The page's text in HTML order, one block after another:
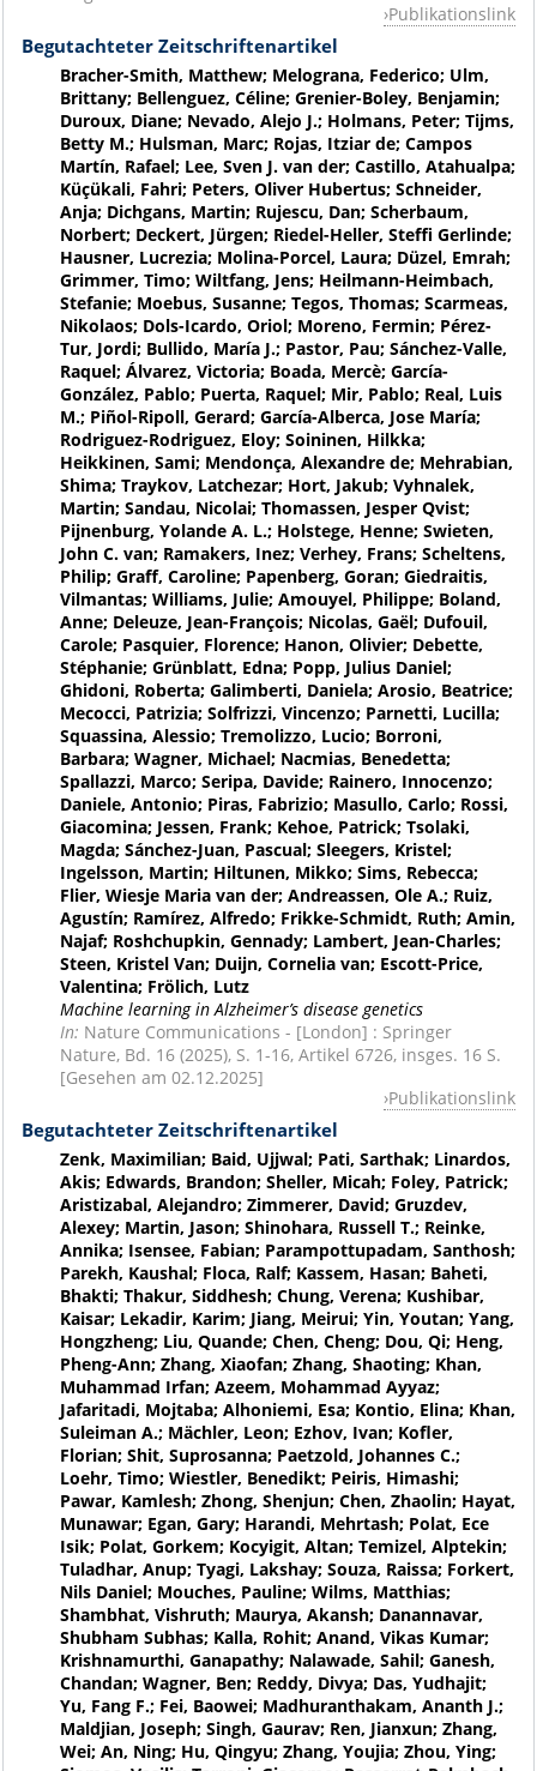
Publikationslink
Begutachteter Zeitschriftenartikel
Bracher-Smith, Matthew; Melograna, Federico; Ulm,
Brittany; Bellenguez, Céline; Grenier-Boley, Benjamin;
Duroux, Diane; Nevado, Alejo J.; Holmans, Peter; Tijms,
Betty M.; Hulsman, Marc; Rojas, Itziar de; Campos
Martín, Rafael; Lee, Sven J. van der; Castillo, Atahualpa;
Küçükali, Fahri; Peters, Oliver Hubertus; Schneider,
Anja; Dichgans, Martin; Rujescu, Dan; Scherbaum,
Norbert; Deckert, Jürgen; Riedel-Heller, Steffi Gerlinde;
Hausner, Lucrezia; Molina-Porcel, Laura; Düzel, Emrah;
Grimmer, Timo; Wiltfang, Jens; Heilmann-Heimbach,
Stefanie; Moebus, Susanne; Tegos, Thomas; Scarmeas,
Nikolaos; Dols-Icardo, Oriol; Moreno, Fermin; Pérez-
Tur, Jordi; Bullido, María J.; Pastor, Pau; Sánchez-Valle,
Raquel; Álvarez, Victoria; Boada, Mercè; García-
González, Pablo; Puerta, Raquel; Mir, Pablo; Real, Luis
M.; Piñol-Ripoll, Gerard; García-Alberca, Jose María;
Rodriguez-Rodriguez, Eloy; Soininen, Hilkka;
Heikkinen, Sami; Mendonça, Alexandre de; Mehrabian,
Shima; Traykov, Latchezar; Hort, Jakub; Vyhnalek,
Martin; Sandau, Nicolai; Thomassen, Jesper Qvist;
Pijnenburg, Yolande A. L.; Holstege, Henne; Swieten,
John C. van; Ramakers, Inez; Verhey, Frans; Scheltens,
Philip; Graff, Caroline; Papenberg, Goran; Giedraitis,
Vilmantas; Williams, Julie; Amouyel, Philippe; Boland,
Anne; Deleuze, Jean-François; Nicolas, Gaël; Dufouil,
Carole; Pasquier, Florence; Hanon, Olivier; Debette,
Stéphanie; Grünblatt, Edna; Popp, Julius Daniel;
Ghidoni, Roberta; Galimberti, Daniela; Arosio, Beatrice;
Mecocci, Patrizia; Solfrizzi, Vincenzo; Parnetti, Lucilla;
Squassina, Alessio; Tremolizzo, Lucio; Borroni,
Barbara; Wagner, Michael; Nacmias, Benedetta;
Spallazzi, Marco; Seripa, Davide; Rainero, Innocenzo;
Daniele, Antonio; Piras, Fabrizio; Masullo, Carlo; Rossi,
Giacomina; Jessen, Frank; Kehoe, Patrick; Tsolaki,
Magda; Sánchez-Juan, Pascual; Sleegers, Kristel;
Ingelsson, Martin; Hiltunen, Mikko; Sims, Rebecca;
Flier, Wiesje Maria van der; Andreassen, Ole A.; Ruiz,
Agustín; Ramírez, Alfredo; Frikke-Schmidt, Ruth; Amin,
Najaf; Roshchupkin, Gennady; Lambert, Jean-Charles;
Steen, Kristel Van; Duijn, Cornelia van; Escott-Price,
Valentina; Frölich, Lutz
Machine learning in Alzheimer’s disease genetics
In: Nature Communications - [London] : Springer
Nature, Bd. 16 (2025), S. 1-16, Artikel 6726, insges. 16 S.
[Gesehen am 02.12.2025]
Publikationslink
Begutachteter Zeitschriftenartikel
Zenk, Maximilian; Baid, Ujjwal; Pati, Sarthak; Linardos,
Akis; Edwards, Brandon; Sheller, Micah; Foley, Patrick;
Aristizabal, Alejandro; Zimmerer, David; Gruzdev,
Alexey; Martin, Jason; Shinohara, Russell T.; Reinke,
Annika; Isensee, Fabian; Parampottupadam, Santhosh;
Parekh, Kaushal; Floca, Ralf; Kassem, Hasan; Baheti,
Bhakti; Thakur, Siddhesh; Chung, Verena; Kushibar,
Kaisar; Lekadir, Karim; Jiang, Meirui; Yin, Youtan; Yang,
Hongzheng; Liu, Quande; Chen, Cheng; Dou, Qi; Heng,
Pheng-Ann; Zhang, Xiaofan; Zhang, Shaoting; Khan,
Muhammad Irfan; Azeem, Mohammad Ayyaz;
Jafaritadi, Mojtaba; Alhoniemi, Esa; Kontio, Elina; Khan,
Suleiman A.; Mächler, Leon; Ezhov, Ivan; Kofler,
Florian; Shit, Suprosanna; Paetzold, Johannes C.;
Loehr, Timo; Wiestler, Benedikt; Peiris, Himashi;
Pawar, Kamlesh; Zhong, Shenjun; Chen, Zhaolin; Hayat,
Munawar; Egan, Gary; Harandi, Mehrtash; Polat, Ece
Isik; Polat, Gorkem; Kocyigit, Altan; Temizel, Alptekin;
Tuladhar, Anup; Tyagi, Lakshay; Souza, Raissa; Forkert,
Nils Daniel; Mouches, Pauline; Wilms, Matthias;
Shambhat, Vishruth; Maurya, Akansh; Danannavar,
Shubham Subhas; Kalla, Rohit; Anand, Vikas Kumar;
Krishnamurthi, Ganapathy; Nalawade, Sahil; Ganesh,
Chandan; Wagner, Ben; Reddy, Divya; Das, Yudhajit;
Yu, Fang F.; Fei, Baowei; Madhuranthakam, Ananth J.;
Maldjian, Joseph; Singh, Gaurav; Ren, Jianxun; Zhang,
Wei; An, Ning; Hu, Qingyu; Zhang, Youjia; Zhou, Ying;